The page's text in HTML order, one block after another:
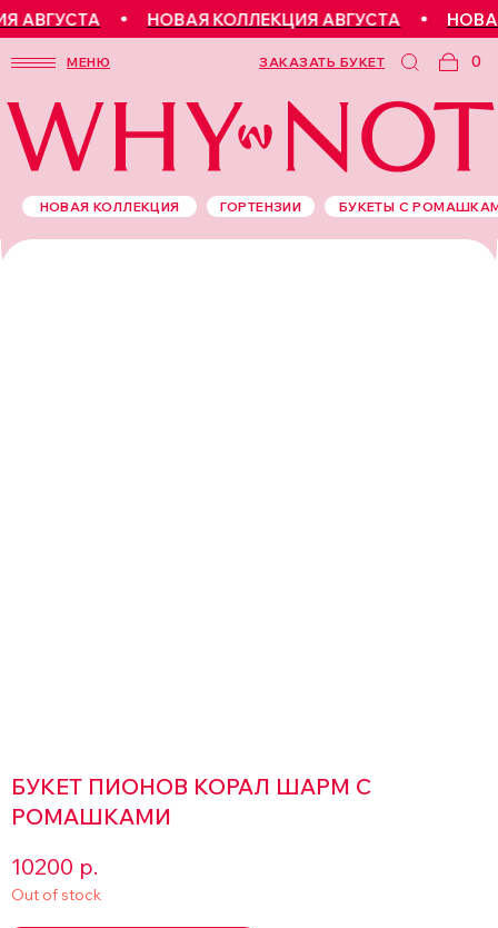
НОВАЯ КОЛЛЕКЦИЯ АВГУСТА НОВАЯ
МЕНЮ 0
ЗАКАЗАТЬ БУКЕТ
БУКЕТЫ С
НОВАЯ КОЛЛЕКЦИЯ ГОРТЕНЗИИ
БУКЕТ ПИОНОВ КОРАЛ ШАРМ С
РОМАШКАМИ
10200 р.
Out of stock